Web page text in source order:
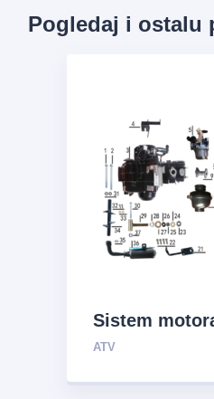
Pogledaj i ostalu
Sistem
ATV